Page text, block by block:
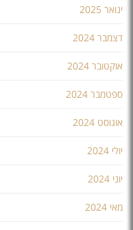
ינואר 2025
דצמבר 2024
אוקטובר 2024
ספטמבר 2024
אוגוסט 2024
יולי 2024
יוני 2024
מאי 2024